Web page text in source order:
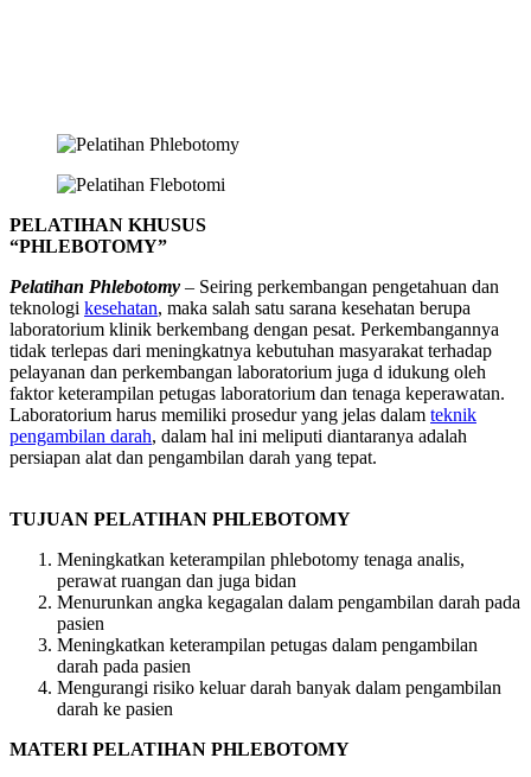
PELATIHAN KHUSUS
“PHLEBOTOMY”
Pelatihan Phlebotomy – Seiring perkembangan pengetahuan dan
teknologi kesehatan, maka salah satu sarana kesehatan berupa
laboratorium klinik berkembang dengan pesat. Perkembangannya
tidak terlepas dari meningkatnya kebutuhan masyarakat terhadap
pelayanan dan perkembangan laboratorium juga d idukung oleh
faktor keterampilan petugas laboratorium dan tenaga keperawatan.
Laboratorium harus memiliki prosedur yang jelas dalam teknik
pengambilan darah, dalam hal ini meliputi diantaranya adalah
persiapan alat dan pengambilan darah yang tepat.
TUJUAN PELATIHAN PHLEBOTOMY
Meningkatkan keterampilan phlebotomy tenaga analis,
perawat ruangan dan juga bidan
Menurunkan angka kegagalan dalam pengambilan darah pada
pasien
Meningkatkan keterampilan petugas dalam pengambilan
darah pada pasien
Mengurangi risiko keluar darah banyak dalam pengambilan
darah ke pasien
MATERI PELATIHAN PHLEBOTOMY